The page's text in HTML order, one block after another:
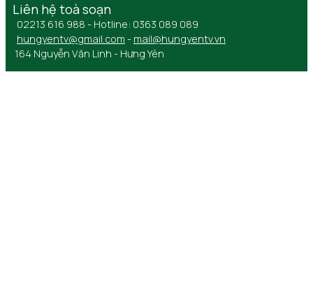
Liên hệ toà soạn
02213 616 988 - Hotline: 0363 089 089
hungyentv@gmail.com - mail@hungyentv.vn
164 Nguyễn Văn Linh - Hưng Yên